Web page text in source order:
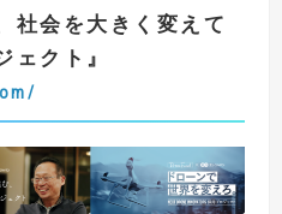
社会を大きく変えて
ェクト 』